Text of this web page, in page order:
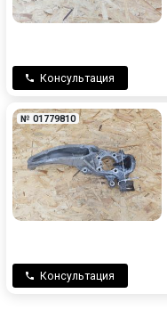
Консультация
№ 01779810
Консультация